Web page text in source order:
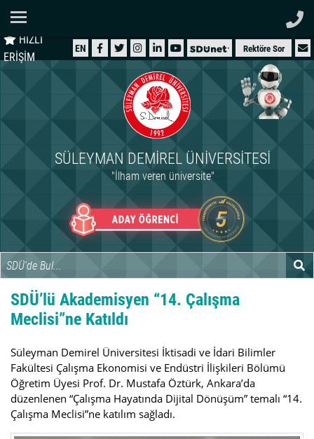
HIZLI
ERİŞİM
EN Rektöre Sor
SÜLEYMAN DEMIREL ÜNIVERSITESI
"İlham veren üniversite"
ÜNİVERSİTEMİZ
İDARİ
ARAŞTIRMA
INTERNATIONAL
SDÜ’lü Akademisyen “14. Çalışma
Meclisi”ne Katıldı
Süleyman Demirel Üniversitesi İktisadi ve İdari Bilimler
Fakültesi Çalışma Ekonomisi ve Endüstri İlişkileri Bölümü
Öğretim Üyesi Prof. Dr. Mustafa Öztürk, Ankara’da
düzenlenen “Çalışma Hayatında Dijital Dönüşüm” temalı “14.
Çalışma Meclisi”ne katılım sağladı.